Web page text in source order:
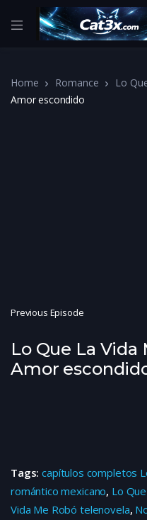
Home Romance Lo
Amor escondido
Previous Episode
Lo Que La Vida
Amor
Tags:capítulos completos
romántico mexicano, Lo
Vida Me Robó telenovela,